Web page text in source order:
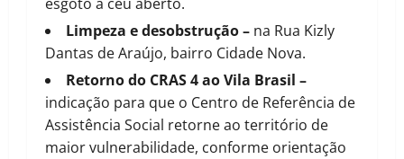
Limpeza e desobstrução– na Rua Kizly
Dantas de Araújo, bairro Cidade Nova.
Retorno do CRAS 4 ao Vila Brasil –
indicação para que o Centro de Referência de
Assistência Social retorne ao território de
maior vulnerabilidade, conforme orientação